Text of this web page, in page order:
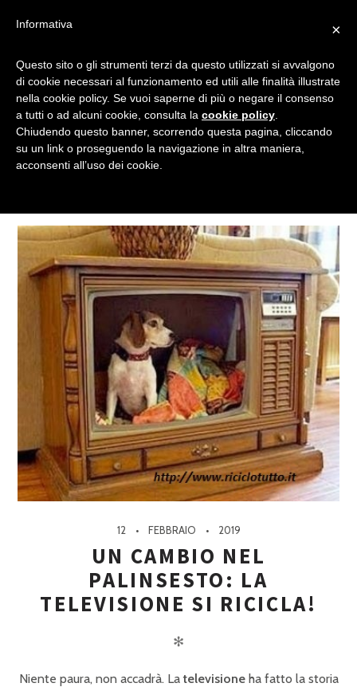
TV
Tagged
12 FEBBRAIO 2019
UN CAMBIO NEL
PALINSESTO: LA
TELEVISIONE SI RICICLA!
✻
Niente paura, non accadrà. Latelevisioneha fatto la storia
×
Informativa
Questo sito o gli strumenti terzi da questo utilizzati si avvalgono
di cookie necessari al funzionamento ed utili alle finalità illustrate
nella cookie policy. Se vuoi saperne di più o negare il consenso
a tutti o ad alcuni cookie, consulta la cookie policy
Chiudendo questo banner, scorrendo questa pagina, cliccando
su un link o proseguendo la navigazione in altra maniera,
acconsenti all’uso dei cookie.